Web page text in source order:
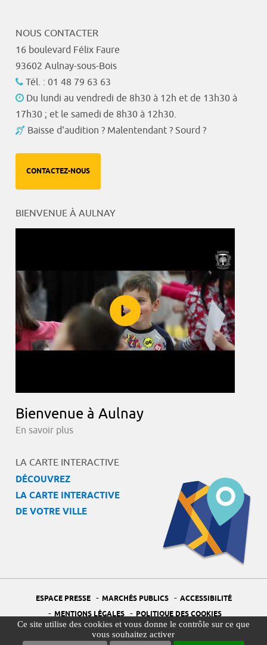
Ce site utilise des cookies et vous donne le contrôle sur ce que
vous souhaitez activer
NOUS CONTACTER
16 boulevard Félix Faure
93602 Aulnay-sous-Bois
Tél. : 01 48 79 63 63
Du lundi au vendredi de 8h30 à 12h et de 13h30 à
17h30 ; et le samedi de 8h30 à 12h30.
Baisse d'audition ? Malentendant ? Sourd ?
CONTACTEZ-NOUS
BIENVENUE À AULNAY
Bienvenue à Aulnay
En savoir plus
LA CARTE INTERACTIVE
DÉCOUVREZ
LA CARTE INTERACTIVE
DE VOTRE VILLE
ESPACE PRESSE - MARCHÉS PUBLICS - ACCESSIBILITÉ
- MENTIONS LÉGALES - POLITIQUE DES COOKIES
PORTAIL DÉLÉGUÉ À LA PROTECTION DES DONNÉES - PLAN DU SITE